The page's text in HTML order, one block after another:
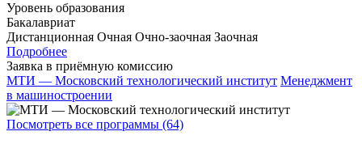
Уровень образования
Бакалавриат
Дистанционная Очная Очно-заочная Заочная
Подробнее
Заявка в приёмную комиссию
МТИ — Московский технологический институт Менеджмент
в машиностроении
Посмотреть все программы (64)